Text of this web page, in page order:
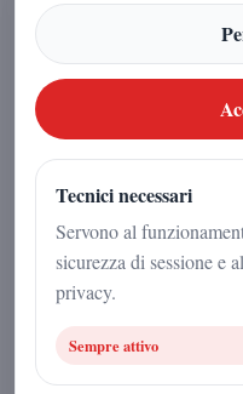
Franco
Nazionale di
15 giugno 2026
Tecnici necessari
Servono al
sicurezza di sessione e
privacy.
Sempre attivo